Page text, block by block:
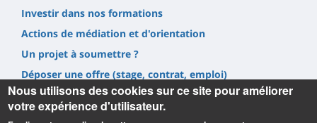
Investir dans nos formations
Actions de médiation et d'orientation
Un projet à soumettre ?
Déposer une offre (stage, contrat, emploi)
Prestations
Nous utilisons des cookies sur ce site pour améliorer
votre expérience d'utilisateur.